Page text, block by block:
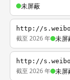
未屏蔽
http://
截至 2026 年 未屏
http://
截至 2026 年 未屏